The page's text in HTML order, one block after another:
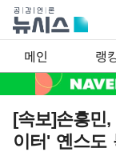
메인 랭
[속보]손흥
이터' 옌스도